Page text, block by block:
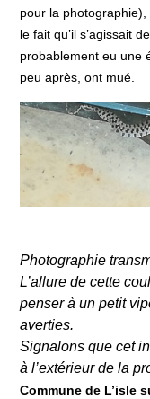
pour la
le fait qu’il s’agissait
probablement eu une
peu après, ont mué.
Photographie
L’allure de cette
penser à un petit
averties.
Signalons que cet
à l’extérieur de la
Commune de L’isle